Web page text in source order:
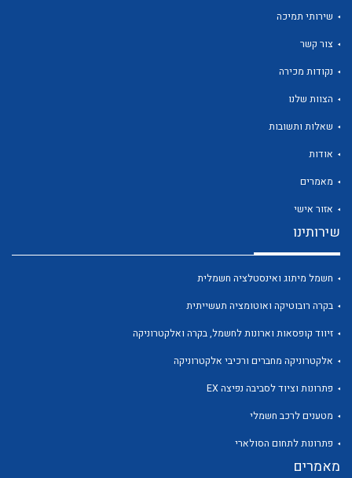
שירותי תמיכה
צור קשר
נקודות מכירה
הצוות שלנו
שאלות ותשובות
אודות
מאמרים
אזור אישי
שירותינו
חשמל מיתוג ואינסטלציה חשמלית
בקרה רובוטיקה ואוטומציה תעשייתית
זיווד קופסאות וארונות לחשמל, בקרה ואלקטרוניקה
אלקטרוניקה מחברים ורכיבי אלקטרוניקה
פתרונות וציוד לסביבה נפיצה EX
מטענים לרכב חשמלי
פתרונות לתחום הסולארי
מאמרים